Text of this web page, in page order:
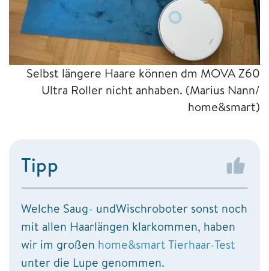
Selbst längere Haare können dm MOVA Z60
Ultra Roller nicht anhaben. (Marius Nann/
home&smart)
Tipp
Welche Saug- undWischroboter sonst noch
mit allen Haarlängen klarkommen, haben
wir im großen home&smart Tierhaar-Test
unter die Lupe genommen.